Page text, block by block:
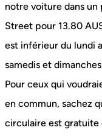
notre voiture dans un
Street pour 13.80
est inférieur du lundi
samedis et
Pour ceux qui
en commun, sachez
circulaire est